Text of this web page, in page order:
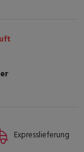
Expresslieferung